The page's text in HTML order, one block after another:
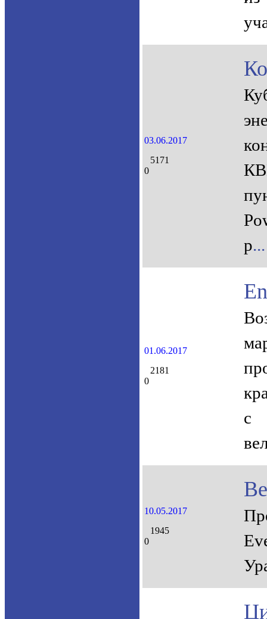
03.06.2017
5171
0
р...
01.06.2017
2181
0
с
10.05.2017
1945
0